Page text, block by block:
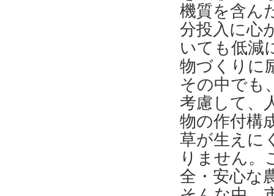
機質を含ん
分投入に心
いても低減
物づくりに
その中でも
考慮して、
物の作付構
草が生えに
りません。
全・安心な